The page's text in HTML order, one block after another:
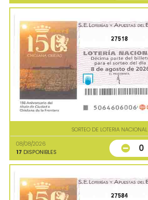
27518
SORTEO DE LOTERIA NACIONAL
08/08/2026
17 DISPONIBLES 0
27584